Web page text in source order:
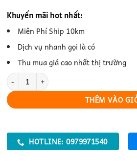
Khuyến mãi hot nhất:
Miên Phí Ship 10km
Dịch vụ nhanh gọi là có
Thu mua giá cao nhất thị trường
Máy Ép Hoa Quả – Ép Nhanh, Giữ Trọn
THÊM VÀO
HOTLINE: 0979971540